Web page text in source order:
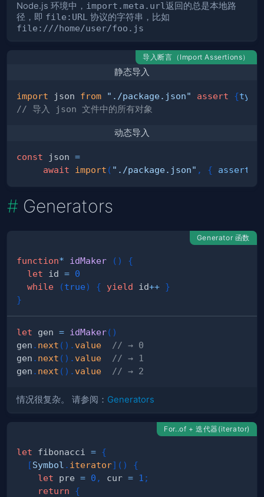
Node.js 环境中， import.meta.url 返回的总是本地路
径，即 file:URL 协议的字符串，比如
file:///home/user/foo.js
导入断言（Import Assertions）
静态导入
import json from "./package.json" assert {type
// 导入 json 文件中的所有对象
动态导入
const json =
await
import ( "./package.json" , { assert
Generators
Generator 函数
function* idMaker ( )
{
let id = 0
while
(true) { yield id++ }
}
let gen = idMaker( )
gen . next ( ) . value
// → 0
gen . next ( ) . value
// → 1
gen . next ( ) . value // → 2
情况很复杂。 请参阅： Generators
For..of + 迭代器(iterator)
let fibonacci = {
[Symbol . iterator] ( )
{
let pre = 0 , cur = 1 ;
return
{